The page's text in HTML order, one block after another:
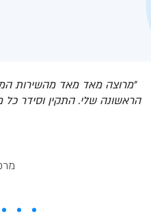
״מרוצה מאד מאד מהשירות
הראשונה שלי. התקין וסידר כל מה שביקשתי בכל 4